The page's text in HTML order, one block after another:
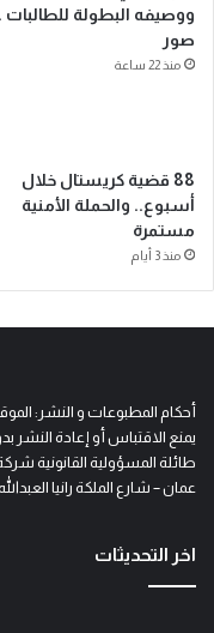
ووصيفه البطولة للطالبات
صور
منذ 22 ساعة
88 قضية كريستال خلال
أسبوع.. والحملة الأمنية
مستمرة
منذ 3 أيام
أحكام المطبوعات و النشر:
يمنع الاقتباس أو إعادة النشر
طائلة المسؤولية القانونية
عمان – شارع الملكة رانيا
اخر التحديثات